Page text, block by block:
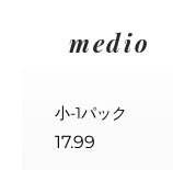
medio
小-1パック
17.99